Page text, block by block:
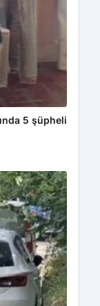
5 şüpheli